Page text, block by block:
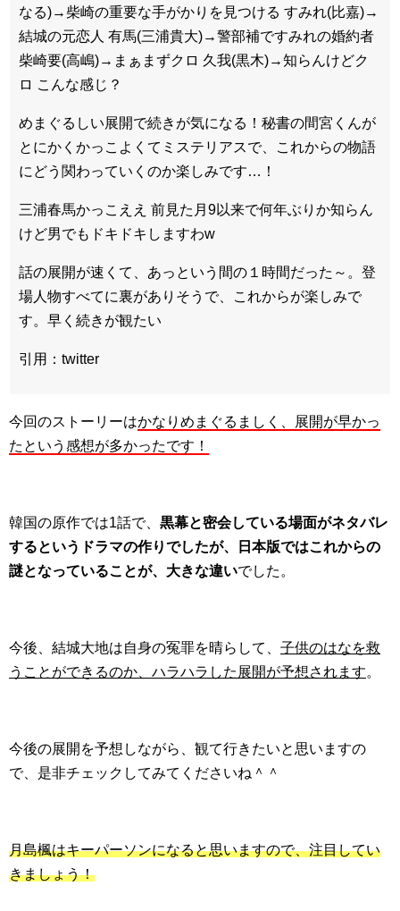
なる)→柴崎の重要な手がかりを見つける すみれ(比嘉)→
結城の元恋人 有馬(三浦貴大)→警部補ですみれの婚約者
柴崎要(高嶋)→まぁまずクロ 久我(黒木)→知らんけどク
ロ こんな感じ？
めまぐるしい展開で続きが気になる！秘書の間宮くんが
とにかくかっこよくてミステリアスで、これからの物語
にどう関わっていくのか楽しみです…！
三浦春馬かっこええ 前見た月9以来で何年ぶりか知らん
けど男でもドキドキしますわw
話の展開が速くて、あっという間の１時間だった～。登
場人物すべてに裏がありそうで、これからが楽しみで
す。早く続きが観たい
引用：twitter
今回のストーリーはかなりめまぐるましく、展開が早かっ
たという感想が多かったです！
韓国の原作では1話で、 黒幕と密会している場面がネタバレ
するというドラマの作りでしたが、日本版ではこれからの
謎となっていることが、大きな違いでした。
今後、結城大地は自身の冤罪を晴らして、 子供のはなを救
うことができるのか、ハラハラした展開が予想されます。
今後の展開を予想しながら、観て行きたいと思いますの
で、是非チェックしてみてくださいね＾＾
月島楓はキーパーソンになると思いますので、注目してい
きましょう！